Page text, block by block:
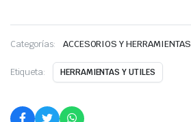
Categorías: ACCESORIOS Y HERRAMIENTAS
Etiqueta: HERRAMIENTAS Y UTILES